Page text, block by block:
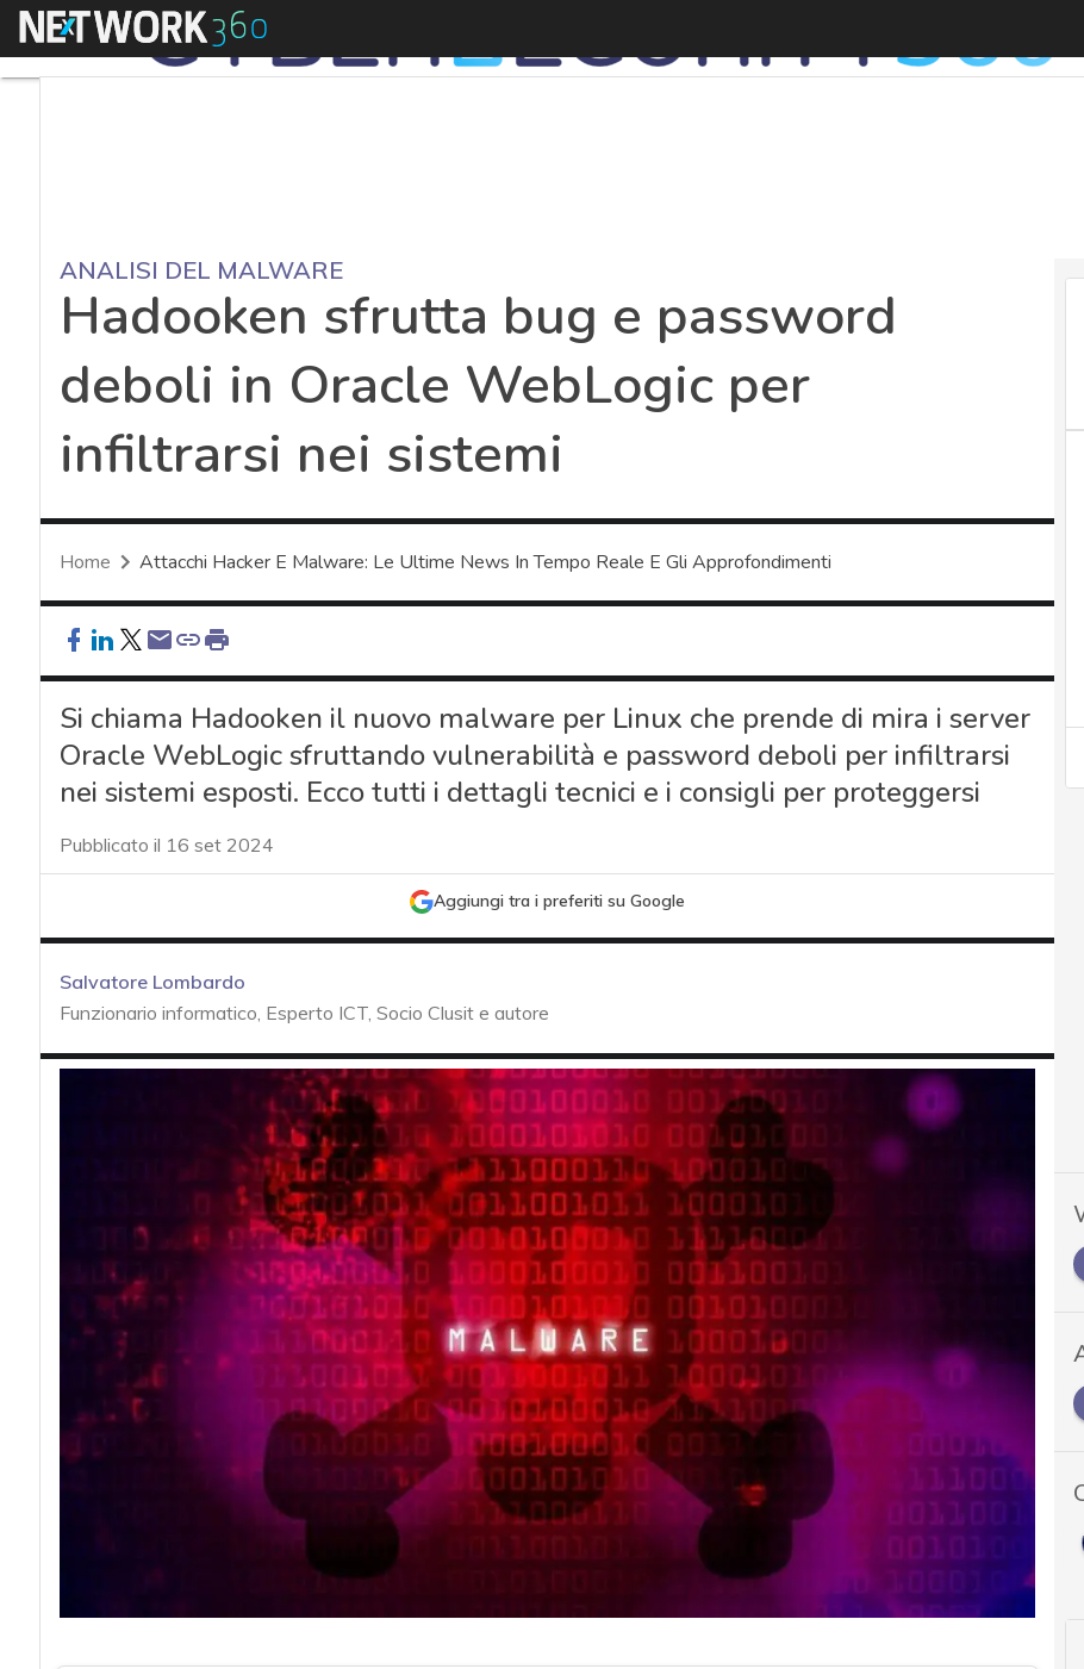
Menu
ANALISI DEL MALWARE
Hadooken sfrutta bug e password
deboli in Oracle WebLogic per
infiltrarsi nei sistemi
Home Attacchi Hacker E Malware: Le Ultime News In Tempo Reale E Gli Approfondimenti
Si chiama Hadooken il nuovo malware per Linux che prende di mira i server
Oracle WebLogic sfruttando vulnerabilità e password deboli per infiltrarsi
nei sistemi esposti. Ecco tutti i dettagli tecnici e i consigli per proteggersi
Pubblicato il 16 set 2024
Aggiungi tra i preferiti su Google
Salvatore Lombardo
Funzionario informatico, Esperto ICT, Socio Clusit e autore
Attacchi hacker e Malware: le ultime news in tempo reale e gli approfondimenti